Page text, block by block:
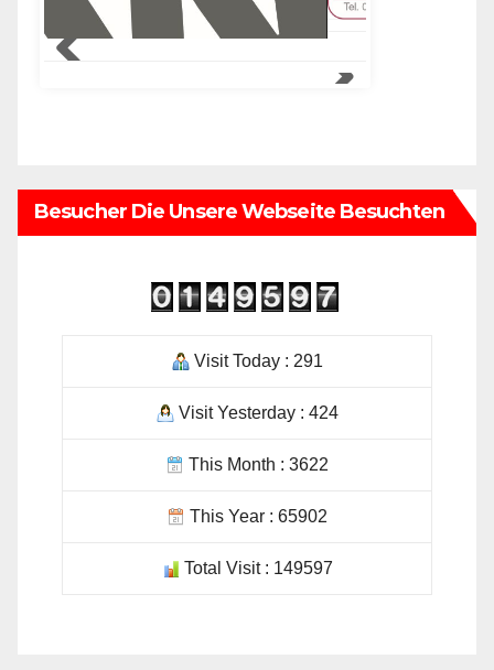
Besucher Die Unsere Webseite Besuchten
Visit Today : 291
Visit Yesterday : 424
This Month : 3622
This Year : 65902
Total Visit : 149597